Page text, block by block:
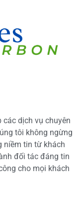
các dịch vụ chuyên
tôi không ngừng
niềm tin từ khách
đối tác đáng tin
cho mọi khách